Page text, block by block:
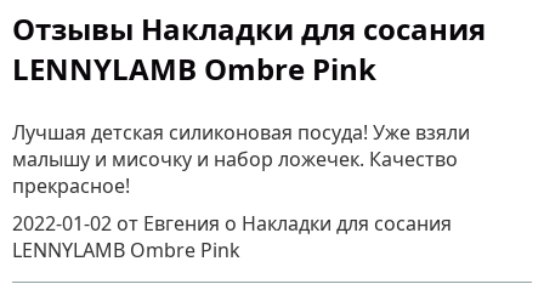
Отзывы Накладки для сосания
LENNYLAMB Ombre Pink
Лучшая детская силиконовая посуда! Уже взяли
малышу и мисочку и набор ложечек. Качество
прекрасное!
2022-01-02 от Евгения о Накладки для сосания
LENNYLAMB Ombre Pink